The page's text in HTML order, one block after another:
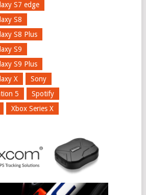
S7 edge
S8
S8 Plus
S9
S9 Plus
X
Sony
5
Spotify
Xbox Series X